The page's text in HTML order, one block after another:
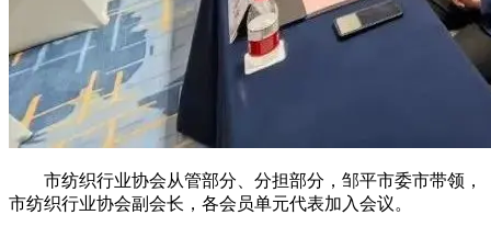
市纺织行业协会从管部分、分担部分，邹平市委市带领，
市纺织行业协会副会长，各会员单元代表加入会议。